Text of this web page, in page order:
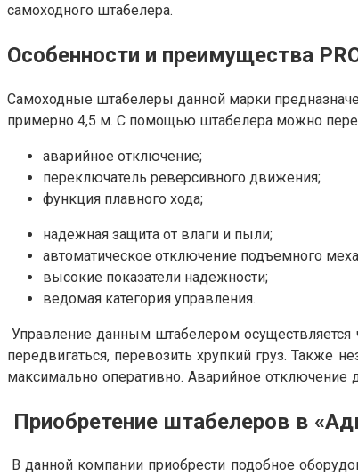
самоходного штабелера.
Особенности и преимущества
Самоходные штабелеры данной марки
примерно 4,5 м. С помощью штабелера можно
аварийное отключение;
переключатель реверсивного движения;
функция плавного хода;
надежная защита от влаги и пыли;
автоматическое отключение подъемного
высокие показатели надежности;
ведомая категория управления.
Управление данным штабелером
передвигаться, перевозить хрупкий груз.
максимально оперативно. Аварийное отключение
Приобретение штабелеров в
В данной компании приобрести подобное